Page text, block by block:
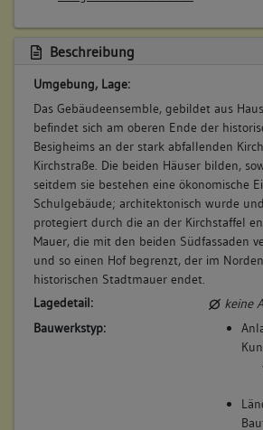
und vor wenig Jahren gegen der Kirchen
Gebew daran gestoßen, und gebawt
Betroffene Gebäudeteile:
keine
7. Bauphase:
(1601)
Das Anwesen wird verkauft an den
Greis. Nach dem Lagerbuch der Vogtei
"Jacob Greys ußer seinem Hauß,
Gärtlin, zwischen Ihm selbsten, und der
und anderseits dem Schulhauß und dem
stoßt vornen an die Allmend, und hinden
Stattmauren". Außerdem besitzt er direkt
"Hoffraithen, darauff ein Häußlin vor
zwischen Marx Eisenkrämers Garten, und
kauft von Spellenberger
Beschreibung:
Amtsbehausung
Beruf / Amt / Titel:
keiner
Betroffene Gebäudeteile:
keine
8. Besitzer:in:
(1713 - 1715)
Rohrauer,
Bemerkung Familie:
Beschreibung
Umgebung, Lage:
Das Gebäudeensemble, gebildet aus
befindet sich am oberen Ende der
Besigheims an der stark abfallenden
Kirchstraße. Die beiden Häuser bilden,
seitdem sie bestehen eine ökonomische
Schulgebäude; architektonisch wurde
protegiert durch die an der Kirchstaffel
Mauer, die mit den beiden Südfassaden
und so einen Hof begrenzt, der im
historischen Stadtmauer endet.
Lagedetail:
keine
Bauwerkstyp: